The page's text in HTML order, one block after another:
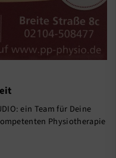
ein Team für Deine
Physiotherapie